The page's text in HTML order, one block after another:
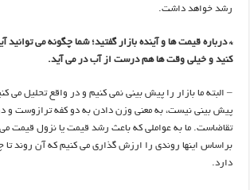
رشد خواهد داشت.
* درباره قیمت ها و آینده بازار گفتید؛ شما چگونه می توانید
کنید و خیلی وقت ها هم درست از آب در می آید.
– البته ما بازار را پیش بینی نمی کنیم و در واقع تحلیل می
پیش بینی نیست، به معنی وزن دادن به دو کفه ترازوست و
تقاضاست. ما به عواملی که باعث رشد قیمت یا نزول قیمت
براساس اینها روندی را ارزش گذاری می کنیم که آن روند تا
دارد.